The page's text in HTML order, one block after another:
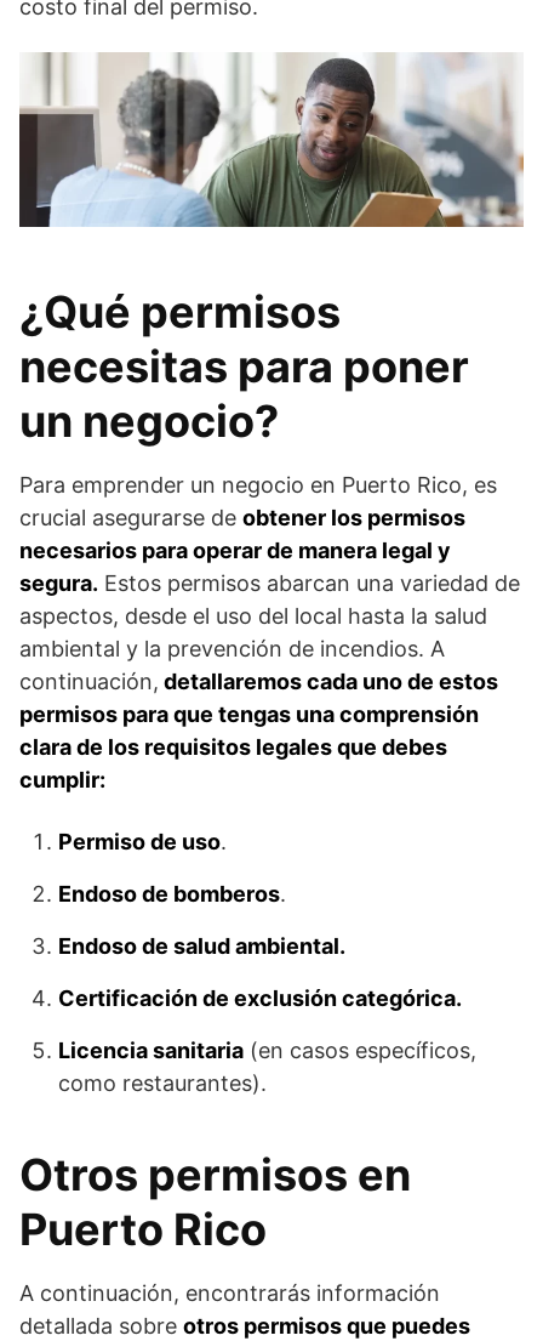
costo final del permiso.
¿Qué permisos
necesitas para poner
un negocio?
Para emprender un negocio en Puerto Rico, es
crucial asegurarse de obtener los permisos
necesarios para operar de manera legal y
segura. Estos permisos abarcan una variedad de
aspectos, desde el uso del local hasta la salud
ambiental y la prevención de incendios. A
continuación, detallaremos cada uno de estos
permisos para que tengas una comprensión
clara de los requisitos legales que debes
cumplir:
Permiso de uso.
Endoso de bomberos.
Endoso de salud ambiental.
Certificación de exclusión categórica.
Licencia sanitaria (en casos específicos,
como restaurantes).
Otros permisos en
Puerto Rico
A continuación, encontrarás información
detallada sobre otros permisos que puedes